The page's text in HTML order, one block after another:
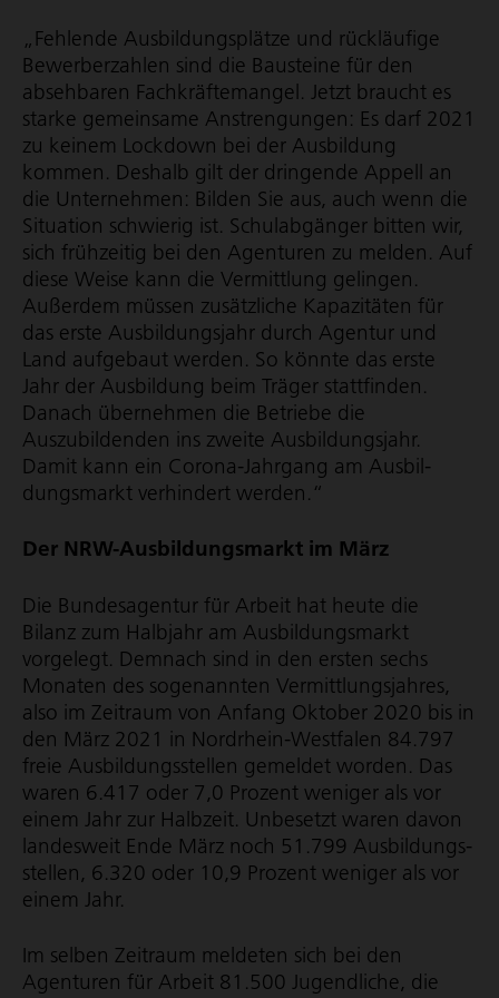
„Fehlende Ausbil­dungs­plätze und rückläufige
Bewerberzahlen sind die Bausteine für den
absehbaren Fach­kräf­te­mangel. Jetzt braucht es
starke gemeinsame Anstrengungen: Es darf 2021
zu keinem Lockdown bei der Ausbildung
kommen. Deshalb gilt der dringende Appell an
die Unternehmen: Bilden Sie aus, auch wenn die
Situation schwierig ist. Schulabgänger bitten wir,
sich frühzeitig bei den Agenturen zu melden. Auf
diese Weise kann die Vermittlung gelingen.
Außerdem müssen zusätzliche Kapazitäten für
das erste Ausbil­dungs­jahr durch Agentur und
Land aufgebaut werden. So könnte das erste
Jahr der Ausbildung beim Träger stattfinden.
Danach übernehmen die Betriebe die
Auszubildenden ins zweite Ausbil­dungs­jahr.
Damit kann ein Corona-Jahrgang am Ausbil­
dungs­markt verhindert werden.“
Der NRW-Ausbil­dungs­markt im März
Die Bundesagentur für Arbeit hat heute die
Bilanz zum Halbjahr am Ausbil­dungs­markt
vorgelegt. Demnach sind in den ersten sechs
Monaten des sogenannten Vermitt­lungs­jahres,
also im Zeitraum von Anfang Oktober 2020 bis in
den März 2021 in Nordrhein-Westfalen 84.797
freie Ausbil­dungs­stellen gemeldet worden. Das
waren 6.417 oder 7,0 Prozent weniger als vor
einem Jahr zur Halbzeit. Unbesetzt waren davon
landesweit Ende März noch 51.799 Ausbil­dungs­
stellen, 6.320 oder 10,9 Prozent weniger als vor
einem Jahr.
Im selben Zeitraum meldeten sich bei den
Agenturen für Arbeit 81.500 Jugendliche, die